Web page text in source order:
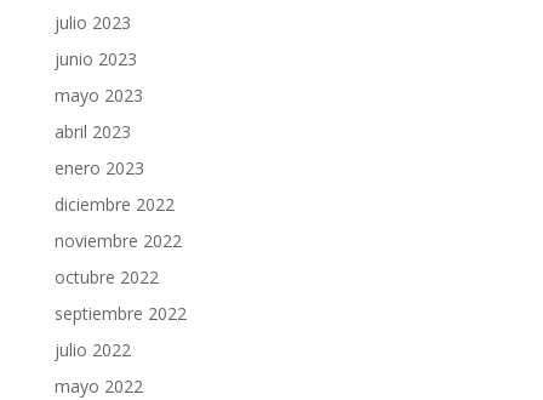
julio 2023
junio 2023
mayo 2023
abril 2023
enero 2023
diciembre 2022
noviembre 2022
octubre 2022
septiembre 2022
julio 2022
mayo 2022